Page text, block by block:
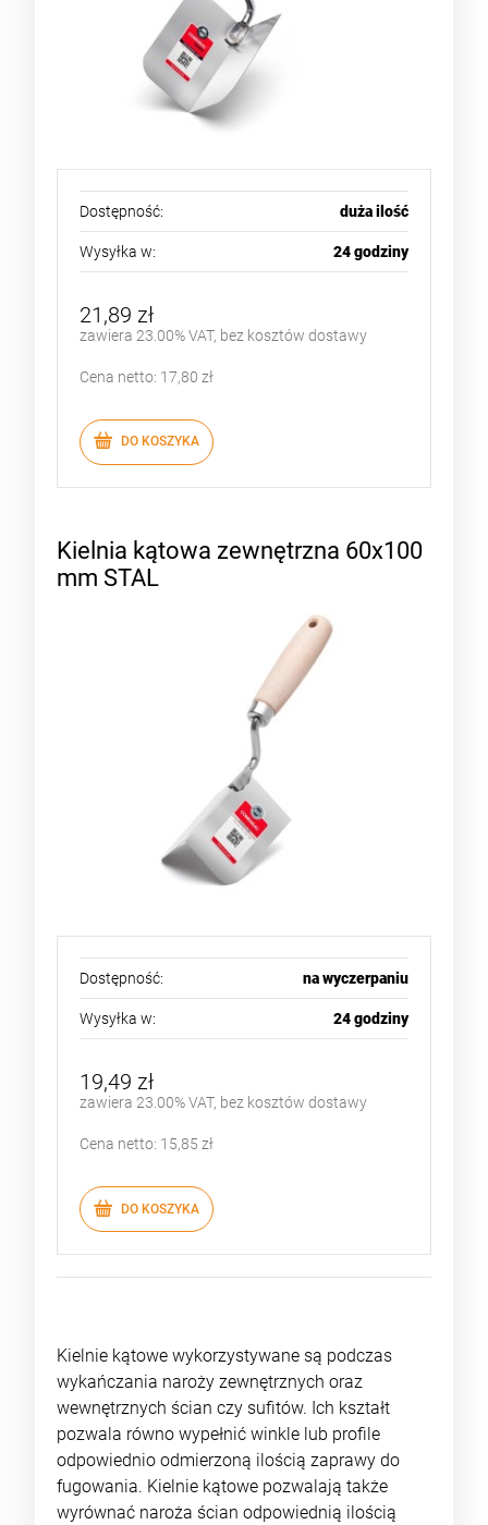
Dostępność: duża ilość
Wysyłka w: 24 godziny
21,89 zł
zawiera 23.00% VAT, bez kosztów dostawy
Cena netto: 17,80 zł
DO KOSZYKA
Kielnia kątowa zewnętrzna 60x100
mm STAL
Dostępność: na wyczerpaniu
Wysyłka w: 24 godziny
19,49 zł
zawiera 23.00% VAT, bez kosztów dostawy
Cena netto: 15,85 zł
DO KOSZYKA
Kielnie kątowe wykorzystywane są podczas
wykańczania naroży zewnętrznych oraz
wewnętrznych ścian czy sufitów. Ich kształt
pozwala równo wypełnić winkle lub profile
odpowiednio odmierzoną ilością zaprawy do
fugowania. Kielnie kątowe pozwalają także
wyrównać naroża ścian odpowiednią ilością